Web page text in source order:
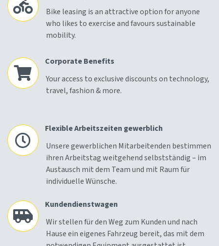
Bike leasing is an attractive option for anyone
who likes to exercise and favours sustainable
mobility.
Corporate Benefits
Your access to exclusive discounts on technology,
travel, fashion & more.
Flexible Arbeitszeiten gewerblich
Unsere gewerblichen Mitarbeitenden bestimmen
ihren Arbeitstag weitgehend selbstständig – im
Austausch mit dem Team und mit Raum für
individuelle Wünsche.
Kundendienstwagen
Wir stellen für den Weg zum Kunden und nach
Hause ein eigenes Fahrzeug bereit, das mit dem